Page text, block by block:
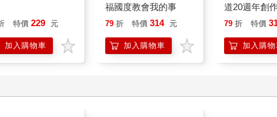
特價 229 元
加入購物車
福國度教會我的事
79 折 特價 314 元
加入購物車
道20週年創
79 折 特價
加入購物